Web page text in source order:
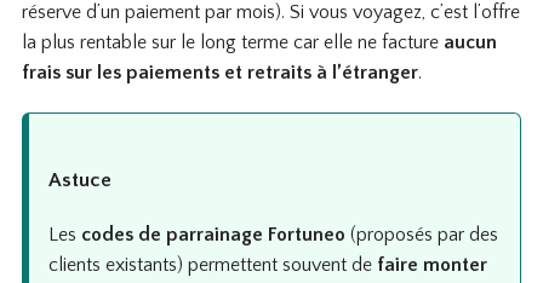
réserve d’un paiement par mois). Si vous voyagez, c’est l’offre
la plus rentable sur le long terme car elle ne facture aucun
frais sur les paiements et retraits à l’étranger.
Astuce
Les codes de parrainage Fortuneo (proposés par des
clients existants) permettent souvent de faire monter